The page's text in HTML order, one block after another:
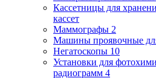
Кассетницы для
кассет
Маммографы 2
Машины проявочные
Негатоскопы 10
Установки для
радиограмм 4